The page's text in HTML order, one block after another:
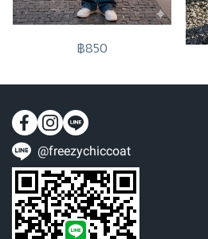
฿850
@freezychiccoat